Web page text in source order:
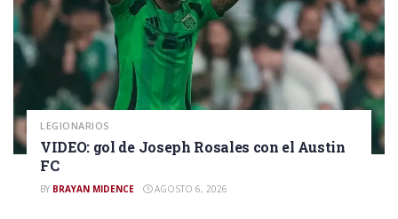
LEGIONARIOS
VIDEO: gol de Joseph Rosales con el Austin
FC
BY BRAYAN MIDENCE AGOSTO 6, 2026